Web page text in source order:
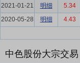
区承接了有色、石油石
中心的东南亚地区，以
2024年上升10位。
2021-01-21
明细 5.34
2020-05-28
明细 4.43
中色股份大宗交易